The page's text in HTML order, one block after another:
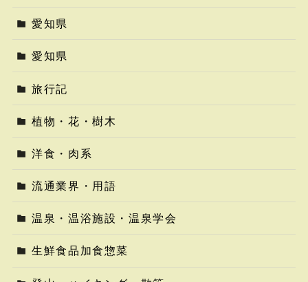
愛知県
愛知県
旅行記
植物・花・樹木
洋食・肉系
流通業界・用語
温泉・温浴施設・温泉学会
生鮮食品加食惣菜